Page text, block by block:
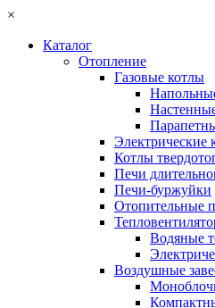
×
Каталог
Отопление
Газовые котлы
Электрические
Котлы
Печи
Печи-буржуйки
Отопительные
Водяные
Воздушные